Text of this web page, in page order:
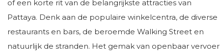
of een korte rit van de belangrijkste attracties van
Pattaya. Denk aan de populaire winkelcentra, de diverse
restaurants en bars, de beroemde Walking Street en
natuurlijk de stranden. Het gemak van openbaar vervoer